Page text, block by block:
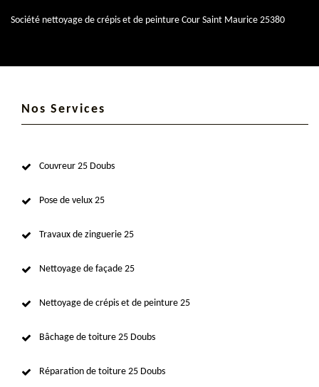
Société nettoyage de crépis et de peinture Cour Saint Maurice 25380
Nos Services
Couvreur 25 Doubs
Pose de velux 25
Travaux de zinguerie 25
Nettoyage de façade 25
Nettoyage de crépis et de peinture 25
Bâchage de toiture 25 Doubs
Réparation de toiture 25 Doubs